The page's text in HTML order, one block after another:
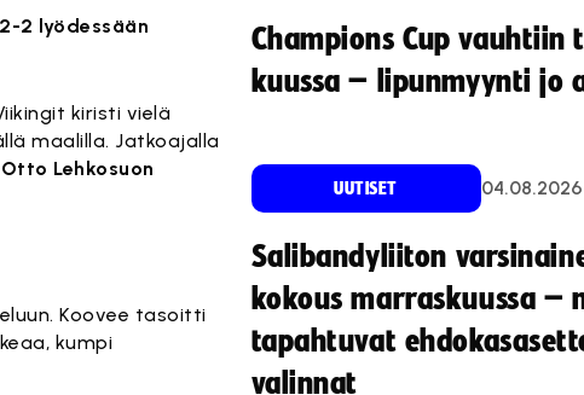
2 lyödessään
kiristi vielä
maalilla. Jatkoajalla
Otto Lehkosuon
Koovee tasoitti
kumpi
Champions Cup vauhtiin
kuussa – lipunmyynti jo
UUTISET 04.08.2026
Salibandyliiton
kokous marraskuussa –
tapahtuvat
valinnat